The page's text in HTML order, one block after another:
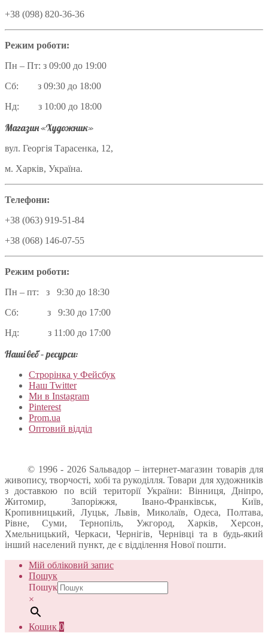
+38 (098) 820-36-36
Режим роботи:
Пн – Пт: з 09:00 до 19:00
Сб: з 09:30 до 18:00
Нд: з 10:00 до 18:00
Магазин «Художник»
вул. Георгія Тарасенка, 12,
м. Харків, Україна.
Телефони:
+38 (063) 919-51-84
+38 (068) 146-07-55
Режим роботи:
Пн – пт: з 9:30 до 18:30
Сб: з 9:30 до 17:00
Нд: з 11:00 до 17:00
Наші веб – ресурси:
Строрінка у Фейсбук
Наш Twitter
Ми в Instagram
Pinterest
Prom.ua
Оптовий відділ
© 1996 - 2026 Sальвадор – інтернет-магазин товарів для
живопису, творчості, хобі та рукоділля. Товари для художників
з доставкою по всій території України: Вінниця, Дніпро,
Житомир, Запоріжжя, Івано-Франківськ, Київ,
Кропивницький, Луцьк, Львів, Миколаїв, Одеса, Полтава,
Рівне, Суми, Тернопіль, Ужгород, Харків, Херсон,
Хмельницький, Черкаси, Чернігів, Чернівці та в будь-який
інший населений пункт, де є відділення Нової пошти.
Мій обліковий запис
Пошук
Пошук
×
Кошик 0